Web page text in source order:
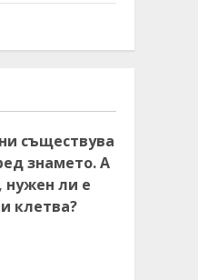
съществува
знамето. А
нужен ли е
клетва?